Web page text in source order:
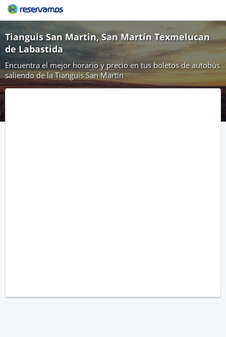
Tianguis San Martin, San Martín Texmelucan
de Labastida
Encuentra el mejor horario y precio en tus boletos de autobús
saliendo de la Tianguis San Martin